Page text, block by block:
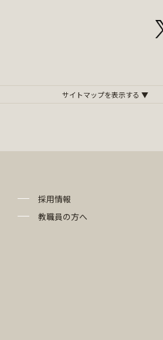
採用情報
教職員の方へ